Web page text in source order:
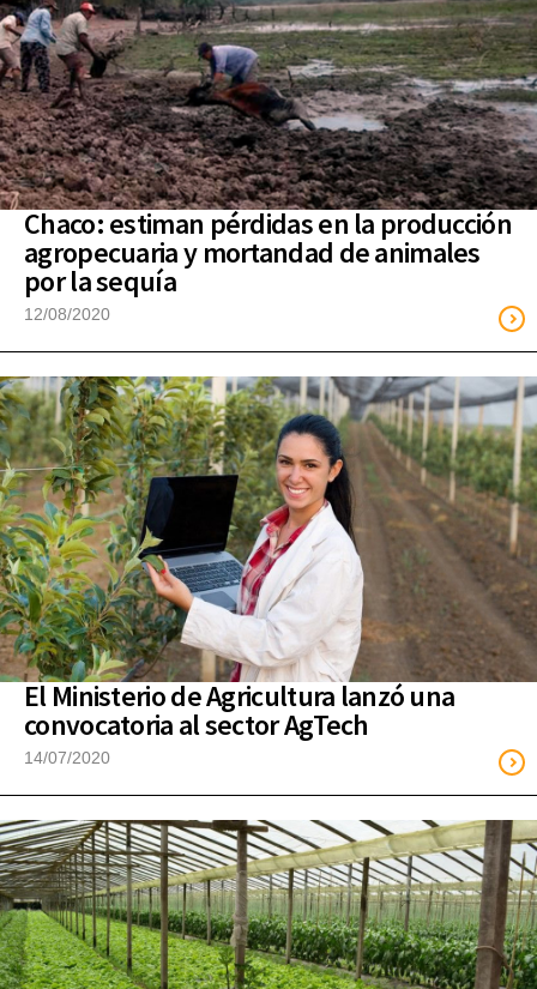
Chaco: estiman pérdidas en la producción
agropecuaria y mortandad de animales
por la sequía
12/08/2020
El Ministerio de Agricultura lanzó una
convocatoria al sector AgTech
14/07/2020